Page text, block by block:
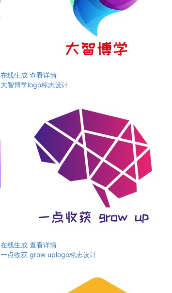
在线生成 查看详情
大智博学logo标志设计
在线生成 查看详情
一点收获 grow uplogo标志设计